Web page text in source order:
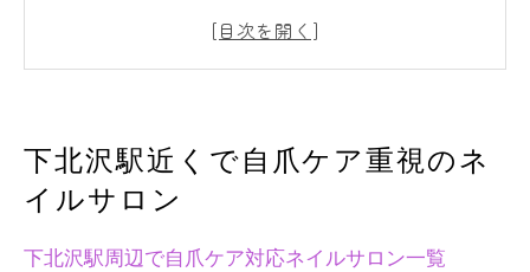
自爪に優しいネイルサロン選びのコツ
法
ネイルサロン通いで変わる自爪の美しさ
ネイルサロン通いに自爪を守る選択肢を
下北沢駅近くで自爪ケア重視のネ
イルサロン
下北沢駅周辺で自爪ケア対応ネイルサロン一覧